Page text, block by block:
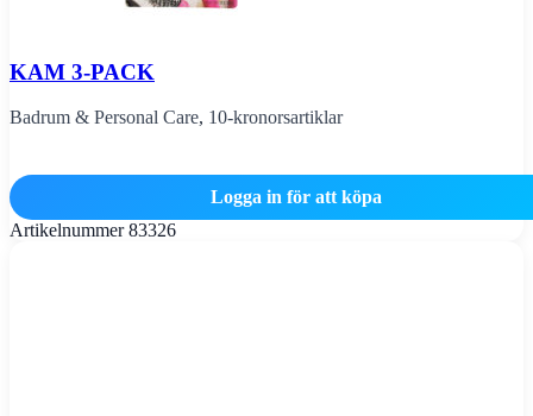
KAM 3-PACK
Badrum & Personal Care, 10-kronorsartiklar
Logga in för att köpa
Artikelnummer83326